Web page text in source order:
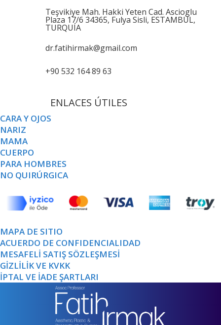
Teşvikiye Mah. Hakki Yeten Cad. Ascioglu
Plaza 17/6 34365, Fulya Sisli, ESTAMBUL,
TURQUÍA
dr.fatihirmak@gmail.com
+90 532 164 89 63
ENLACES ÚTILES
CARA Y OJOS
NARIZ
MAMA
CUERPO
PARA HOMBRES
NO QUIRÚRGICA
MAPA DE SITIO
ACUERDO DE CONFIDENCIALIDAD
MESAFELİ SATIŞ SÖZLEŞMESİ
GİZLİLİK VE KVKK
İPTAL VE İADE ŞARTLARI